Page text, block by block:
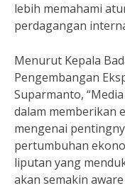
lebih memahami
perdagangan
Menurut Kepala
Pengembangan
Suparmanto,
dalam memberikan
mengenai
pertumbuhan
liputan yang
akan semakin